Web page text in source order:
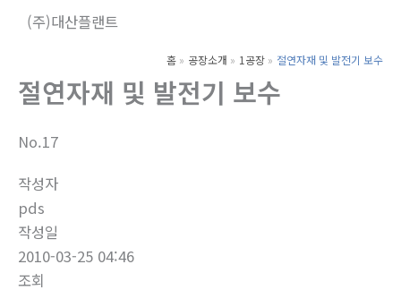
(주)대산플랜트
홈 공장소개 1공장 절연자재 및 발전기 보수
절연자재 및 발전기 보수
No.17
작성자
pds
작성일
2010-03-25 04:46
조회